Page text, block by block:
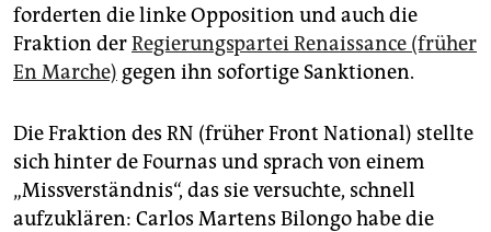
forderten die linke Opposition und auch die
Fraktion derRegierungspartei Renaissance (früher
En Marche) gegen ihn sofortige Sanktionen.
Die Fraktion des RN (früher Front National) stellte
sich hinter de Fournas und sprach von einem
„Missverständnis“, das sie versuchte, schnell
aufzuklären: Carlos Martens Bilongo habe die